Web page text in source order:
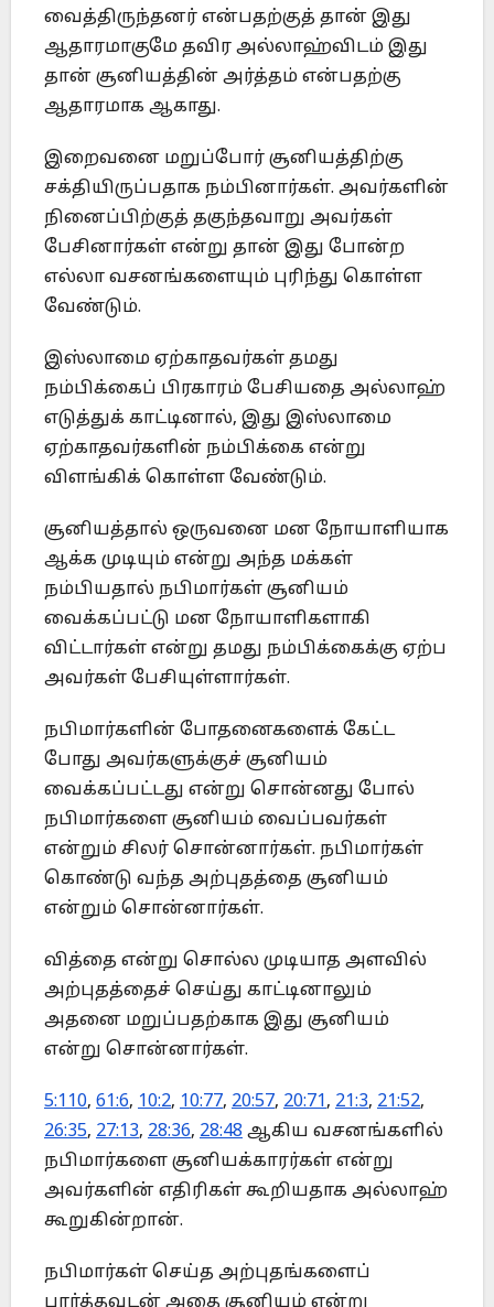
வைத்திருந்தனர் என்பதற்குத் தான் இது
ஆதாரமாகுமே தவிர அல்லாஹ்விடம் இது
தான் சூனியத்தின் அர்த்தம் என்பதற்கு
ஆதாரமாக ஆகாது.
இறைவனை மறுப்போர் சூனியத்திற்கு
சக்தியிருப்பதாக நம்பினார்கள். அவர்களின்
நினைப்பிற்குத் தகுந்தவாறு அவர்கள்
பேசினார்கள் என்று தான் இது போன்ற
எல்லா வசனங்களையும் புரிந்து கொள்ள
வேண்டும்.
இஸ்லாமை ஏற்காதவர்கள் தமது
நம்பிக்கைப் பிரகாரம் பேசியதை அல்லாஹ்
எடுத்துக் காட்டினால், இது இஸ்லாமை
ஏற்காதவர்களின் நம்பிக்கை என்று
விளங்கிக் கொள்ள வேண்டும்.
சூனியத்தால் ஒருவனை மன நோயாளியாக
ஆக்க முடியும் என்று அந்த மக்கள்
நம்பியதால் நபிமார்கள் சூனியம்
வைக்கப்பட்டு மன நோயாளிகளாகி
விட்டார்கள் என்று தமது நம்பிக்கைக்கு ஏற்ப
அவர்கள் பேசியுள்ளார்கள்.
நபிமார்களின் போதனைகளைக் கேட்ட
போது அவர்களுக்குச் சூனியம்
வைக்கப்பட்டது என்று சொன்னது போல்
நபிமார்களை சூனியம் வைப்பவர்கள்
என்றும் சிலர் சொன்னார்கள். நபிமார்கள்
கொண்டு வந்த அற்புதத்தை சூனியம்
என்றும் சொன்னார்கள்.
வித்தை என்று சொல்ல முடியாத அளவில்
அற்புதத்தைச் செய்து காட்டினாலும்
அதனை மறுப்பதற்காக இது சூனியம்
என்று சொன்னார்கள்.
5:110, 61:6, 10:2, 10:77, 20:57, 20:71, 21:3, 21:52,
26:35, 27:13, 28:36, 28:48 ஆகிய வசனங்களில்
நபிமார்களை சூனியக்காரர்கள் என்று
அவர்களின் எதிரிகள் கூறியதாக அல்லாஹ்
கூறுகின்றான்.
நபிமார்கள் செய்த அற்புதங்களைப்
பார்த்தவுடன் அதை சூனியம் என்று